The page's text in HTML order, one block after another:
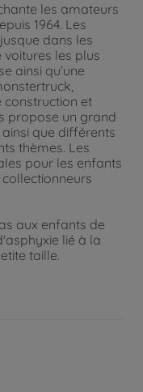
les amateurs
1964. Les
dans les
les plus
ainsi qu’une
construction et
propose un grand
que différents
thèmes. Les
pour les enfants
aux enfants de
lié à la
taille.